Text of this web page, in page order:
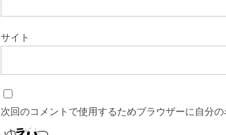
サイト
次回のコメントで使用するためブラウザーに自分